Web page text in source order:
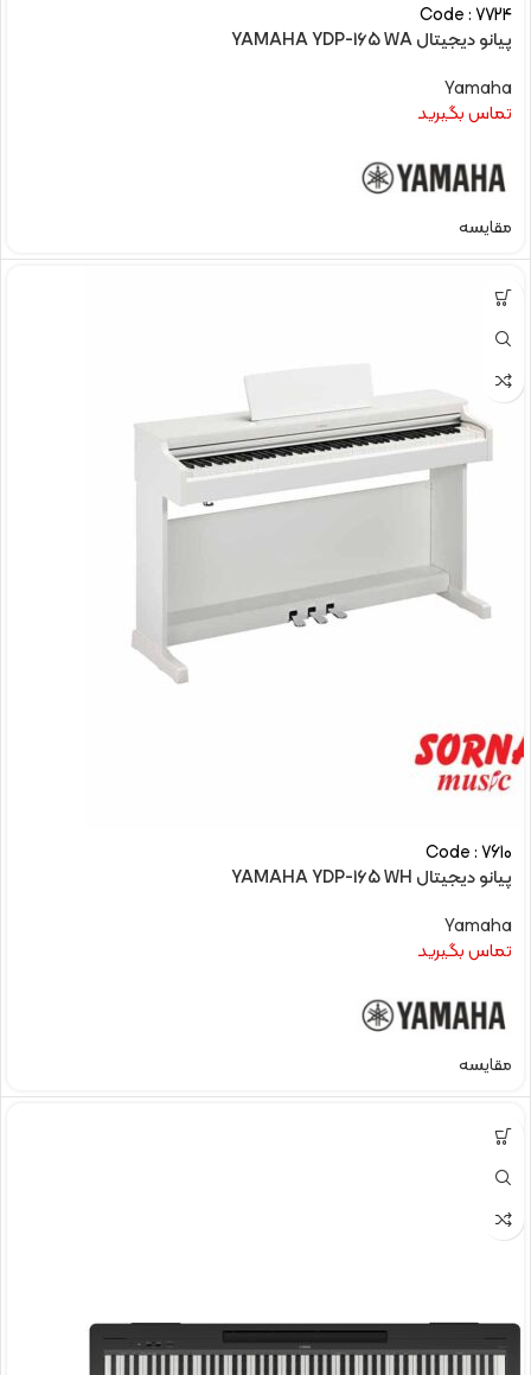
Code : 7724
پیانو دیجیتال YAMAHA YDP-165 WA
Yamaha
تماس بگیرید
مقایسه
Code : 7610
پیانو دیجیتال YAMAHA YDP-165 WH
Yamaha
تماس بگیرید
مقایسه